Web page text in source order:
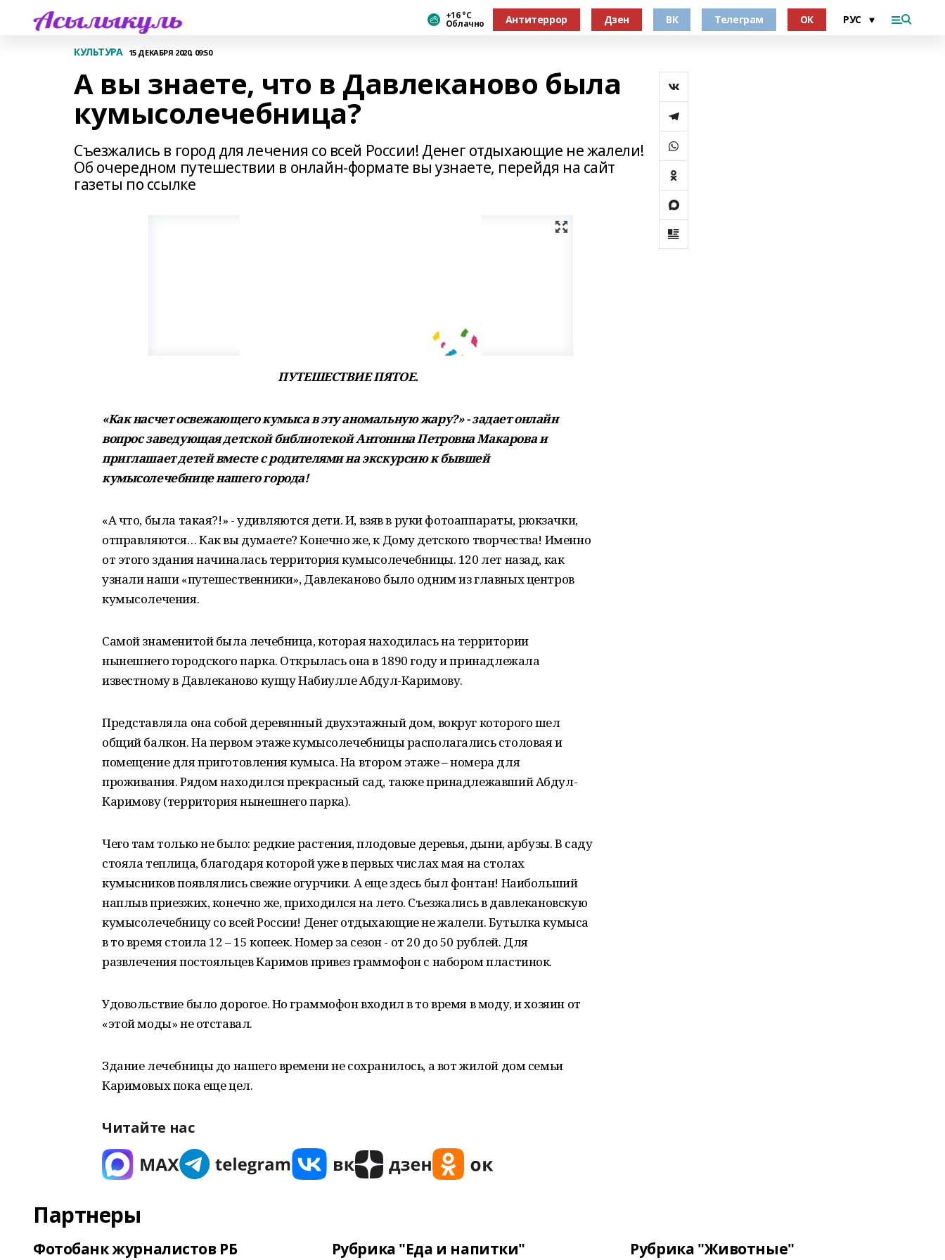
+16 °С
Облачно Антитеррор Дзен ВК Телеграм ОК
КУЛЬТУРА 15 ДЕКАБРЯ 2020, 09:50
А вы знаете, что в Давлеканово была
кумысолечебница?
Съезжались в город для лечения со всей России! Денег отдыхающие не жалели!
Об очередном путешествии в онлайн-формате вы узнаете, перейдя на сайт
газеты по ссылке
ПУТЕШЕСТВИЕ ПЯТОЕ.
«Как насчет освежающего кумыса в эту аномальную жару?» - задает онлайн
вопрос заведующая детской библиотекой Антонина Петровна Макарова и
приглашает детей вместе с родителями на экскурсию к бывшей
кумысолечебнице нашего города!
«А что, была такая?!» - удивляются дети. И, взяв в руки фотоаппараты, рюкзачки,
отправляются… Как вы думаете? Конечно же, к Дому детского творчества! Именно
от этого здания начиналась территория кумысолечебницы. 120 лет назад, как
узнали наши «путешественники», Давлеканово было одним из главных центров
кумысолечения.
Самой знаменитой была лечебница, которая находилась на территории
нынешнего городского парка. Открылась она в 1890 году и принадлежала
известному в Давлеканово купцу Набиулле Абдул-Каримову.
Представляла она собой деревянный двухэтажный дом, вокруг которого шел
общий балкон. На первом этаже кумысолечебницы располагались столовая и
помещение для приготовления кумыса. На втором этаже – номера для
проживания. Рядом находился прекрасный сад, также принадлежавший Абдул-
Каримову (территория нынешнего парка).
Чего там только не было: редкие растения, плодовые деревья, дыни, арбузы. В саду
стояла теплица, благодаря которой уже в первых числах мая на столах
кумысников появлялись свежие огурчики. А еще здесь был фонтан! Наибольший
наплыв приезжих, конечно же, приходился на лето. Съезжались в давлекановскую
кумысолечебницу со всей России! Денег отдыхающие не жалели. Бутылка кумыса
в то время стоила 12 – 15 копеек. Номер за сезон - от 20 до 50 рублей. Для
развлечения постояльцев Каримов привез граммофон с набором пластинок.
Удовольствие было дорогое. Но граммофон входил в то время в моду, и хозяин от
«этой моды» не отставал.
Здание лечебницы до нашего времени не сохранилось, а вот жилой дом семьи
Каримовых пока еще цел.
Читайте нас
Партнеры
Фотобанк журналистов РБ Рубрика "Еда и напитки" Рубрика "Животные"